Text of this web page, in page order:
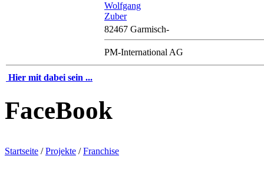
Wolfgang
Zuber
82467 Garmisch-
PM-International AG
Hier mit dabei sein ...
FaceBook
Startseite /Projekte /Franchise